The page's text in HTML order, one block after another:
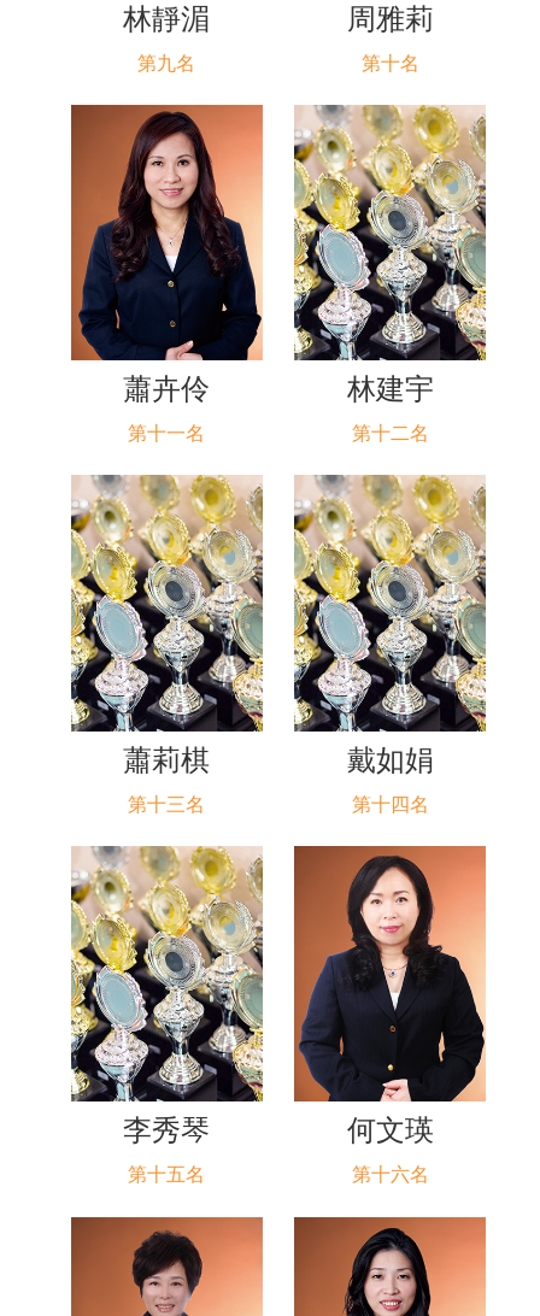
林靜湄
第九名
周雅莉
第十名
蕭卉伶
第十一名
林建宇
第十二名
蕭莉棋
第十三名
戴如娟
第十四名
李秀琴
第十五名
何文瑛
第十六名